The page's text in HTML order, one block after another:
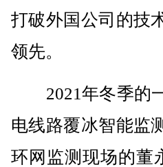
打破外国公司的技
领先。
2021年冬季的一
电线路覆冰智能监
环网监测现场的董